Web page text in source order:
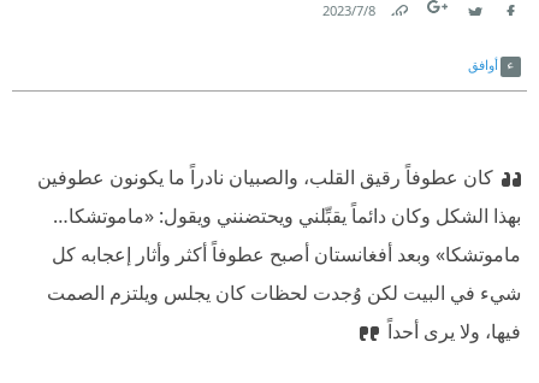
8‏/7‏/2023
أوافق
‫كان عطوفاً رقيق القلب، والصبيان نادراً ما يكونون عطوفين
بهذا الشكل وكان دائماً يقبِّلني ويحتضنني ويقول: «ماموتشكا…
ماموتشكا» وبعد أفغانستان أصبح عطوفاً أكثر وأثار إعجابه كل
شيء في البيت لكن وُجدت لحظات كان يجلس ويلتزم الصمت
فيها، ولا يرى أحداً